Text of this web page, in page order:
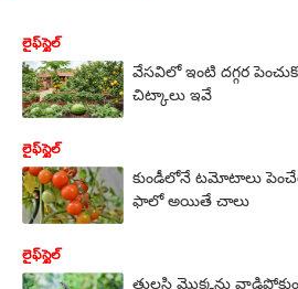
లైఫ్‌స్టైల్‌
వేసవిలో ఇంటి దగ్గర
చిట్కాలు ఇవే
లైఫ్‌స్టైల్‌
కుండీలోనే టమోటాలు
ఫాలో అయితే చాలు
లైఫ్‌స్టైల్‌
తులసి మొక్కను